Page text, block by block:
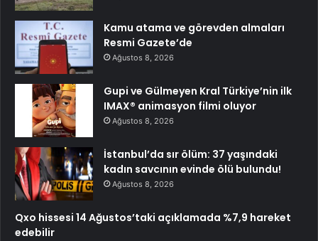
Kamu atama ve görevden almaları
Resmi Gazete’de
Ağustos 8, 2026
Gupi ve Gülmeyen Kral Türkiye’nin ilk
IMAX® animasyon filmi oluyor
Ağustos 8, 2026
İstanbul’da sır ölüm: 37 yaşındaki
kadın savcının evinde ölü bulundu!
Ağustos 8, 2026
Qxo hissesi 14 Ağustos’taki açıklamada %7,9 hareket
edebilir